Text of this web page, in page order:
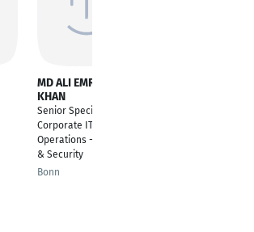
MD ALI EMROSE
KHAN
Senior Specialist
Corporate IT
Operations - Network
& Security
Bonn